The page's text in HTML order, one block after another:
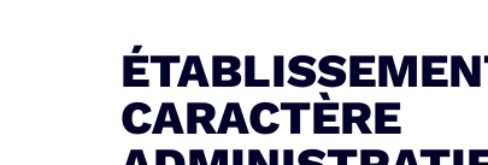
CARACTÈRE